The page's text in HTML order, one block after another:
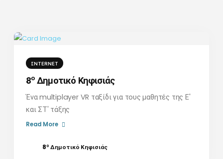
INTERNET
8οΔημοτικό Κηφισιάς
Ένα multiplayer VR ταξίδι για τους μαθητές της Ε'
και ΣΤ' τάξης
Read More
8ο Δημοτικό Κηφισιάς